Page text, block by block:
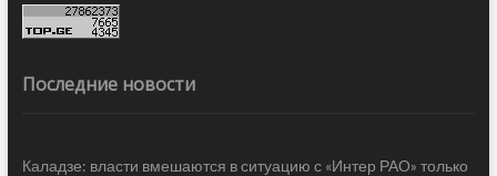
Последние новости
Каладзе: власти вмешаются в ситуацию с «Интер РАО» только